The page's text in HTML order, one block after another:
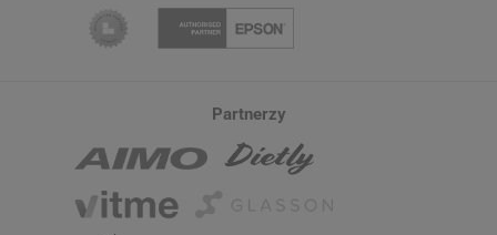
Partnerzy